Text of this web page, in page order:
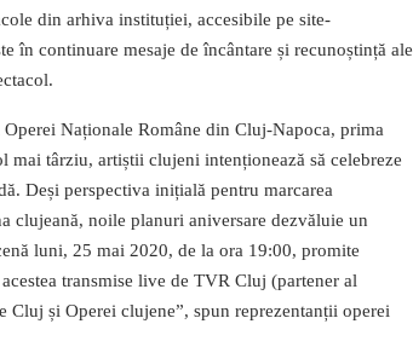
din arhiva instituției, accesibile pe site-
în continuare mesaje de încântare și recunoștință ale
Naționale Române din Cluj-Napoca, prima
târziu, artiștii clujeni intenționează să celebreze
Deși perspectiva inițială pentru marcarea
clujeană, noile planuri aniversare dezvăluie un
luni, 25 mai 2020, de la ora 19:00, promite
transmise live de TVR Cluj (partener al
și Operei clujene”, spun reprezentanții operei